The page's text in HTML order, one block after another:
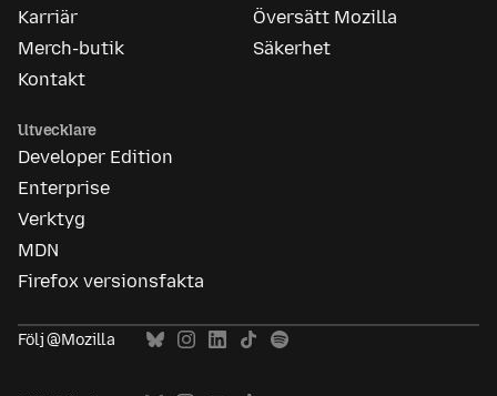
Karriär
Merch-butik
Kontakt
Översätt Mozilla
Säkerhet
Utvecklare
Developer Edition
Enterprise
Verktyg
MDN
Firefox versionsfakta
Följ @Mozilla